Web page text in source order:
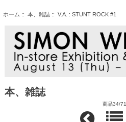
ホーム :: 本、雑誌:: V.A. : STUNT ROCK #1
本、雑誌
商品34/71